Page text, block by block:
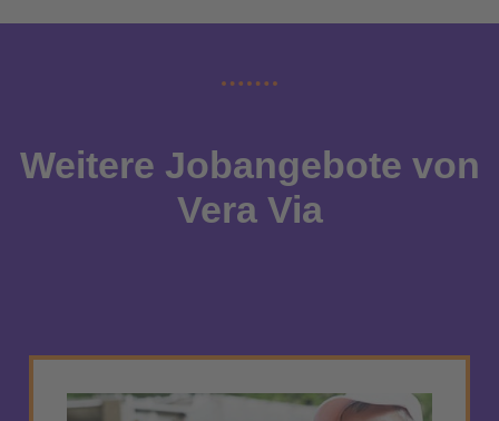
Weitere Jobangebote von
Vera Via